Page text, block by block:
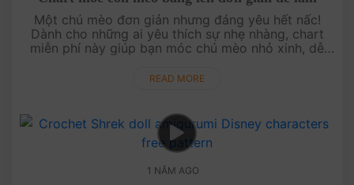
Một chú mèo đơn giản nhưng đáng yêu hết nấc!
Dành cho những ai yêu thích sự nhẹ nhàng, chart
miễn phí này giúp bạn móc chú mèo nhỏ xinh, dễ
thêm vào bộ sưu tập amigurum....
READ MORE
1 NĂM AGO